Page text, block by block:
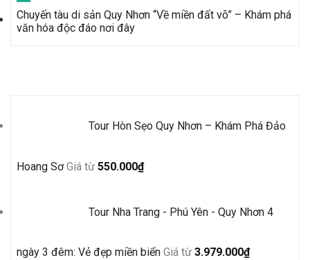
Chuyến tàu di sản Quy Nhơn “Về miền đất võ” – Khám phá
văn hóa độc đáo nơi đây
Tour Hòn Sẹo Quy Nhơn – Khám Phá Đảo
Hoang Sơ Giá từ 550.000₫
Tour Nha Trang - Phú Yên - Quy Nhơn 4
ngày 3 đêm: Vẻ đẹp miền biển Giá từ 3.979.000₫